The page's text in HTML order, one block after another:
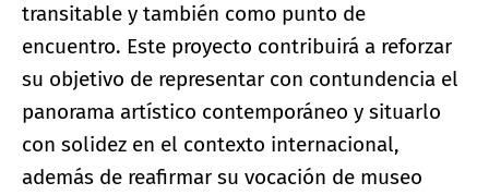
transitable y también como punto de
encuentro. Este proyecto contribuirá a reforzar
su objetivo de representar con contundencia el
panorama artístico contemporáneo y situarlo
con solidez en el contexto internacional,
además de reafirmar su vocación de museo